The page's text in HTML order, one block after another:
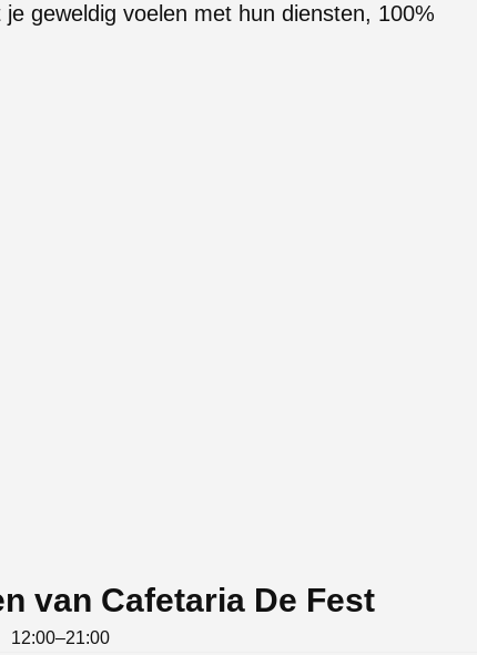
je geweldig voelen met hun diensten, 100%
van Cafetaria De Fest
12:00–21:00